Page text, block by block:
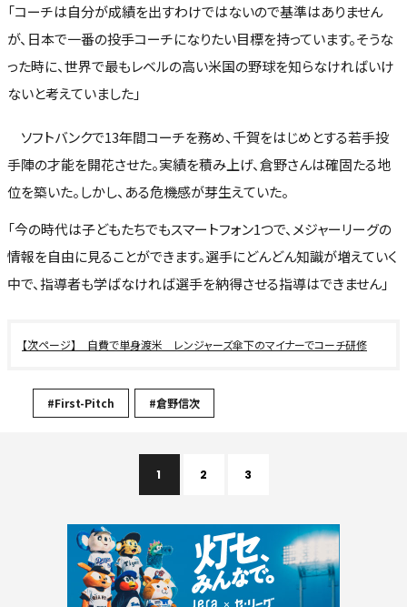
「コーチは自分が成績を出すわけではないので基準はありません
が、日本で一番の投手コーチになりたい目標を持っています。そうな
った時に、世界で最もレベルの高い米国の野球を知らなければいけ
ないと考えていました」
ソフトバンクで13年間コーチを務め、千賀をはじめとする若手投
手陣の才能を開花させた。実績を積み上げ、倉野さんは確固たる地
位を築いた。しかし、ある危機感が芽生えていた。
「今の時代は子どもたちでもスマートフォン1つで、メジャーリーグの
情報を自由に見ることができます。選手にどんどん知識が増えていく
中で、指導者も学ばなければ選手を納得させる指導はできません」
自費で単身渡米 レンジャーズ傘下のマイナーでコーチ研修
#First-Pitch #倉野信次
1 2 3